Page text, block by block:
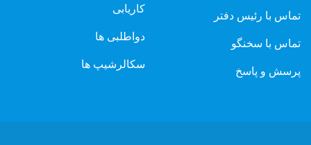
تماس با رئیس دفتر
تماس با سخنگو
پرسش و پاسخ
کاریابی
دواطلبی ها
سکالرشیپ ها